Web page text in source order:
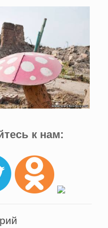
к нам: